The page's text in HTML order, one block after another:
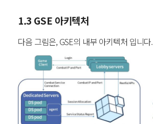
1.3 GSE 아키텍처
다음 그림은, GSE의 내부 아키텍처 입니다.